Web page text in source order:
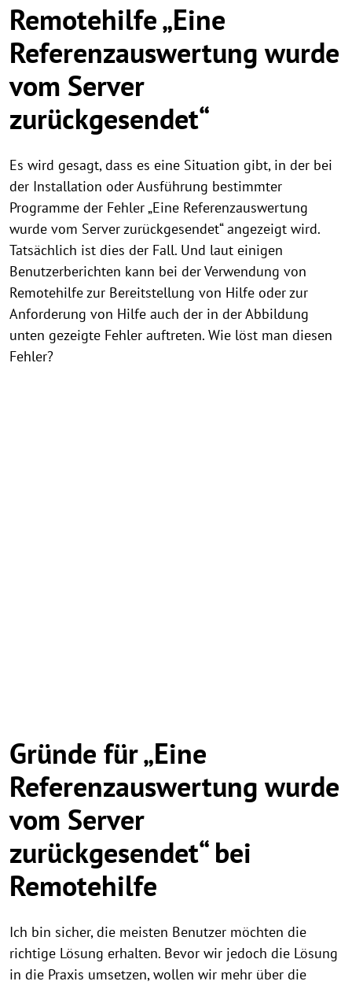
Remotehilfe „Eine
Referenzauswertung wurde
vom Server
zurückgesendet“
Es wird gesagt, dass es eine Situation gibt, in der bei
der Installation oder Ausführung bestimmter
Programme der Fehler „Eine Referenzauswertung
wurde vom Server zurückgesendet“ angezeigt wird.
Tatsächlich ist dies der Fall. Und laut einigen
Benutzerberichten kann bei der Verwendung von
Remotehilfe zur Bereitstellung von Hilfe oder zur
Anforderung von Hilfe auch der in der Abbildung
unten gezeigte Fehler auftreten. Wie löst man diesen
Fehler?
Gründe für „Eine
Referenzauswertung wurde
vom Server
zurückgesendet“ bei
Remotehilfe
Ich bin sicher, die meisten Benutzer möchten die
richtige Lösung erhalten. Bevor wir jedoch die Lösung
in die Praxis umsetzen, wollen wir mehr über die